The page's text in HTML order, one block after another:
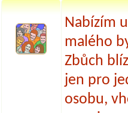
Nabízím
malého
Zbůch
jen pro
osobu,